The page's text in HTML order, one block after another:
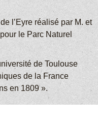
l’Eyre réalisé par M. et
le Parc Naturel
de Toulouse
de la France
en 1809 ».